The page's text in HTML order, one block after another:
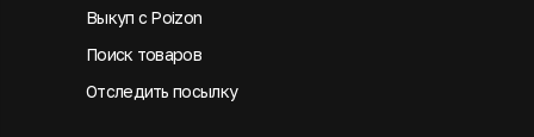
Выкуп с Poizon
Поиск товаров
Отследить посылку